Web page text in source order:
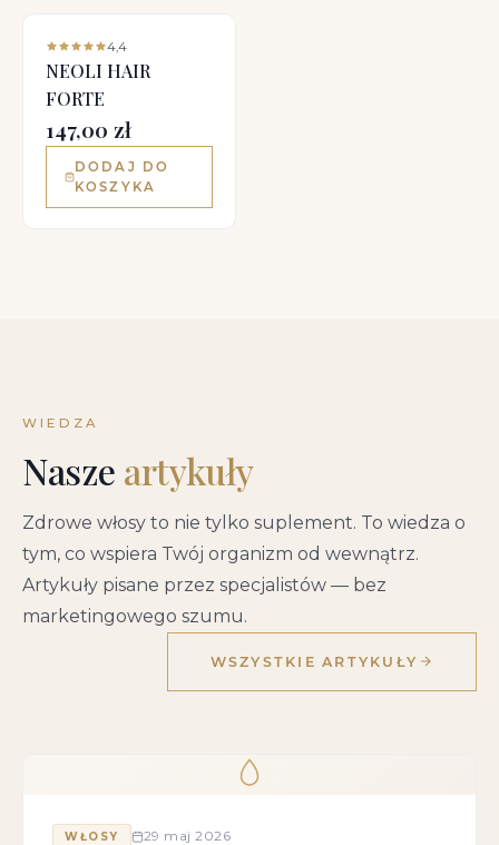
4,4
NEOLI HAIR
FORTE
147,00 zł
DODAJ DO
KOSZYKA
WIEDZA
Nasze artykuły
Zdrowe włosy to nie tylko suplement. To wiedza o
tym, co wspiera Twój organizm od wewnątrz.
Artykuły pisane przez specjalistów — bez
marketingowego szumu.
WSZYSTKIE ARTYKUŁY
WŁOSY 29 maj 2026